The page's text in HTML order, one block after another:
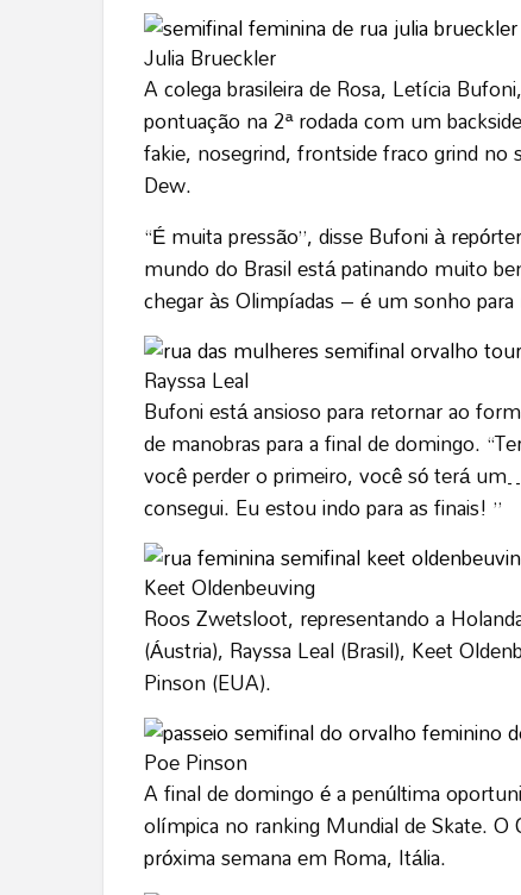
Julia Brueckler
A colega brasileira de Rosa, Letícia
pontuação na 2ª rodada com um
fakie, nosegrind, frontside fraco grind
Dew.
“É muita pressão”, disse Bufoni à
mundo do Brasil está patinando muito
chegar às Olimpíadas – é um sonho
Rayssa Leal
Bufoni está ansioso para retornar ao
de manobras para a final de domingo.
você perder o primeiro, você só terá
consegui. Eu estou indo para as finais! ”
Keet Oldenbeuving
Roos Zwetsloot, representando a
(Áustria), Rayssa Leal (Brasil), Keet
Pinson (EUA).
Poe Pinson
A final de domingo é a penúltima
olímpica no ranking Mundial de Skate. O
próxima semana em Roma, Itália.